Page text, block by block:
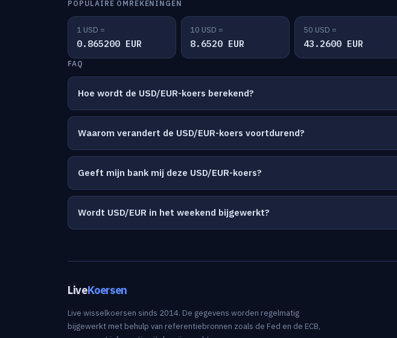
POPULAIRE OMREKENINGEN
1 USD =
0.865200 EUR
10 USD =
8.6520 EUR
50 USD =
43.2600 EUR
FAQ
Hoe wordt de USD/EUR-koers berekend?
Waarom verandert de USD/EUR-koers voortdurend?
Geeft mijn bank mij deze USD/EUR-koers?
Wordt USD/EUR in het weekend bijgewerkt?
LiveKoersen
Live wisselkoersen sinds 2014. De gegevens worden regelmatig
bijgewerkt met behulp van referentiebronnen zoals de Fed en de ECB,